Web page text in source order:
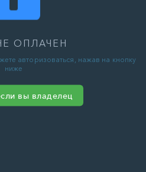
ОПЛАЧЕН
авторизоваться, нажав на кнопку
ниже
вы владелец